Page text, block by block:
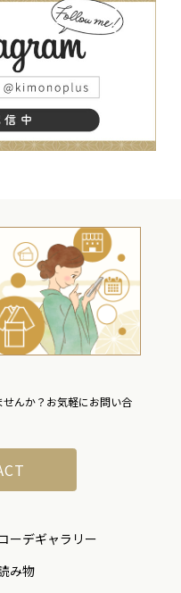
んか？お気軽にお問い合
ーデギャラリー
み物